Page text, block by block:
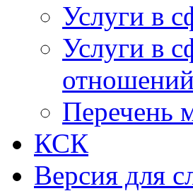
Услуги в
Услуги в
отношений
Перечень
КСК
Версия для